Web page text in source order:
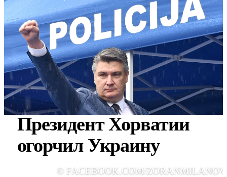
Президент Хорватии
огорчил Украину
© FACEBOOK.COM/